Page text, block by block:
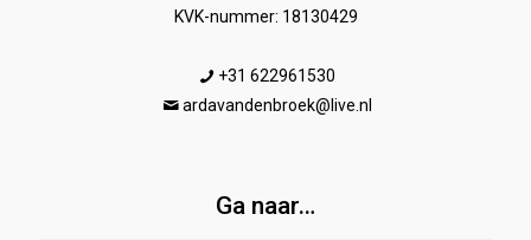
KVK-nummer: 18130429
+31 622961530
ardavandenbroek@live.nl
Ga naar…